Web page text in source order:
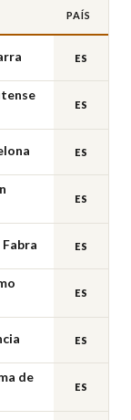
PAÍS
ES
ES
ES
ES
ES
ES
ES
de
ES